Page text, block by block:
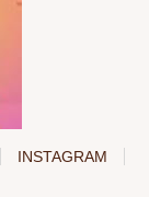
INSTAGRAM